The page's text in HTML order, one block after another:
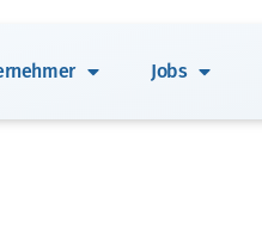
Jobs